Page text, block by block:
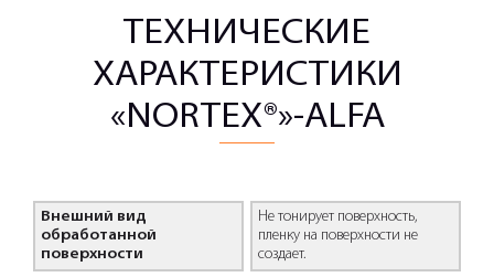
ТЕХНИЧЕСКИЕ
ХАРАКТЕРИСТИКИ
«NORTEX®»-ALFA
Внешний вид
обработанной
поверхности
Не тонирует поверхность,
пленку на поверхности не
создает.